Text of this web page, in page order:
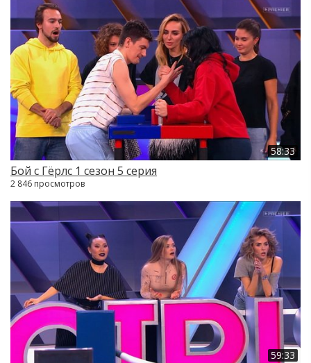
58:33
Бой с Гёрлс 1 сезон 5 серия
2 846 просмотров
59:33